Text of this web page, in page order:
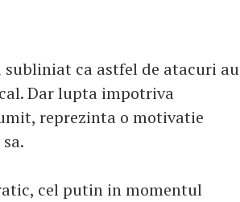
ca astfel de atacuri au
Dar lupta impotriva
reprezinta o motivatie
cel putin in momentul